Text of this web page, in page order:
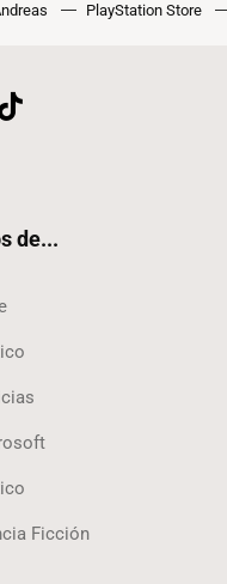
PlayStation Store
de...
Ficción